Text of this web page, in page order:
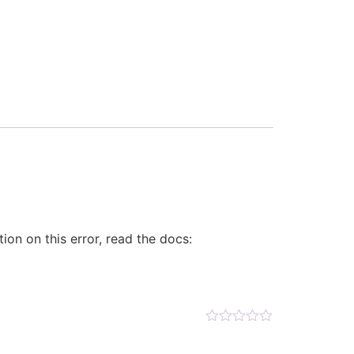
on this error, read the docs: